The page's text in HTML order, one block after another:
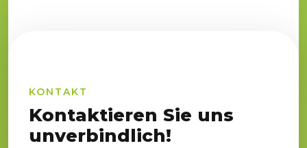
KONTAKT
Kontaktieren Sie uns
unverbindlich!